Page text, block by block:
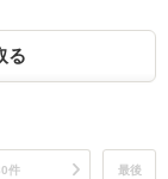
る
件 最後